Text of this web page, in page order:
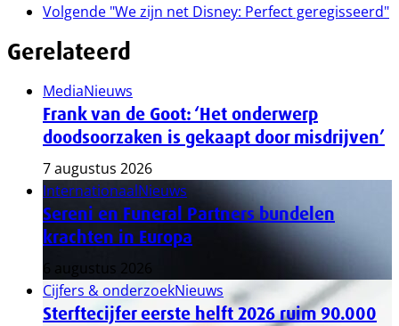
Volgende "We zijn net Disney: Perfect geregisseerd"
Gerelateerd
MediaNieuws
Frank van de Goot: ‘Het onderwerp
doodsoorzaken is gekaapt door misdrijven’
7 augustus 2026
InternationaalNieuws
Sereni en Funeral Partners bundelen
krachten in Europa
6 augustus 2026
Cijfers & onderzoekNieuws
Sterftecijfer eerste helft 2026 ruim 90.000